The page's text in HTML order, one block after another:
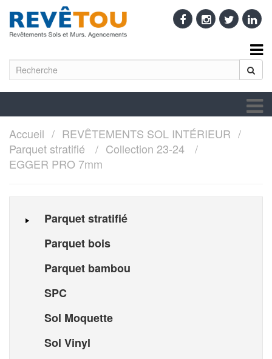
Accueil
REVÊTEMENTS SOL INTÉRIEUR
Parquet stratifié
Collection 23-24
EGGER PRO 7mm
Parquet stratifié
Parquet bois
Parquet bambou
SPC
Sol Moquette
Sol Vinyl